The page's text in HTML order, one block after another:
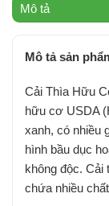
Mô tả
Mô tả sản
Cải Thìa Hữu
hữu cơ USDA
xanh, có nhiều
hình bầu dục
không độc. Cải
chứa nhiều